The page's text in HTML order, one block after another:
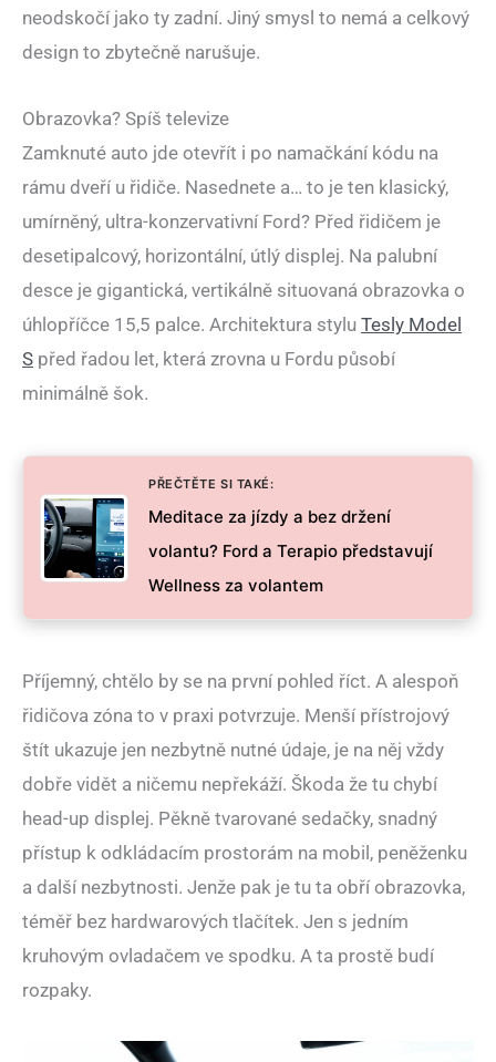
neodskočí jako ty zadní. Jiný smysl to nemá a celkový
design to zbytečně narušuje.
Obrazovka? Spíš televize
Zamknuté auto jde otevřít i po namačkání kódu na
rámu dveří u řidiče. Nasednete a… to je ten klasický,
umírněný, ultra-konzervativní Ford? Před řidičem je
desetipalcový, horizontální, útlý displej. Na palubní
desce je gigantická, vertikálně situovaná obrazovka o
úhlopříčce 15,5 palce. Architektura stylu Tesly Model
S před řadou let, která zrovna u Fordu působí
minimálně šok.
PŘEČTĚTE SI TAKÉ:
Meditace za jízdy a bez držení
volantu? Ford a Terapio představují
Wellness za volantem
Příjemný, chtělo by se na první pohled říct. A alespoň
řidičova zóna to v praxi potvrzuje. Menší přístrojový
štít ukazuje jen nezbytně nutné údaje, je na něj vždy
dobře vidět a ničemu nepřekáží. Škoda že tu chybí
head-up displej. Pěkně tvarované sedačky, snadný
přístup k odkládacím prostorám na mobil, peněženku
a další nezbytnosti. Jenže pak je tu ta obří obrazovka,
téměř bez hardwarových tlačítek. Jen s jedním
kruhovým ovladačem ve spodku. A ta prostě budí
rozpaky.